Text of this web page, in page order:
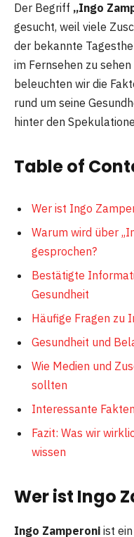
Der Begriff „Ingo
gesucht, weil viele
der bekannte
im Fernsehen zu
beleuchten wir die
rund um seine
hinter den
Table of
Wer ist Ingo
Warum wird über
gesprochen?
Bestätigte
Gesundheit
Häufige Fragen zu
Gesundheit und
Wie Medien und
sollten
Interessante
Fazit: Was wir
wissen
Wer ist Ingo
Ingo Zamperoni ist